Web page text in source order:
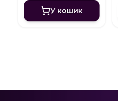
У кошик